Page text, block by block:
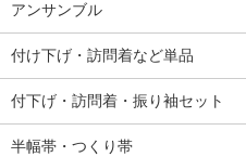
アンサンブル
付け下げ・訪問着など単品
付下げ・訪問着・振り袖セット
半幅帯・つくり帯